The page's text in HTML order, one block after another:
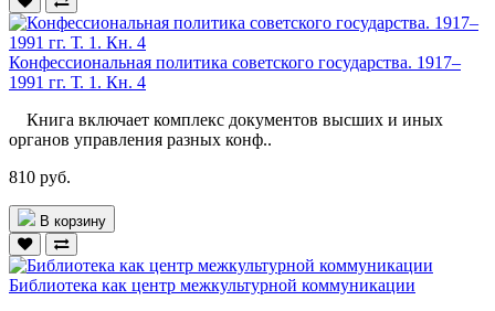
Конфессиональная политика советского государства. 1917–
1991 гг. Т. 1. Кн. 4
Книга включает комплекс документов высших и иных
органов управления разных конф..
810 руб.
В корзину
Библиотека как центр межкультурной коммуникации